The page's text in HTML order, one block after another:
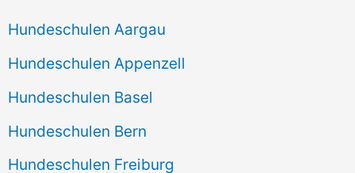
Hundeschulen Aargau
Hundeschulen Appenzell
Hundeschulen Basel
Hundeschulen Bern
Hundeschulen Freiburg